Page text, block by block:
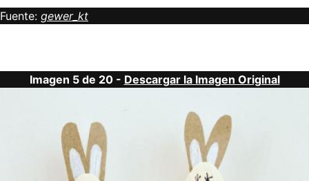
Fuente: gewer_kt
Imagen 5 de 20 - Descargar la Imagen Original